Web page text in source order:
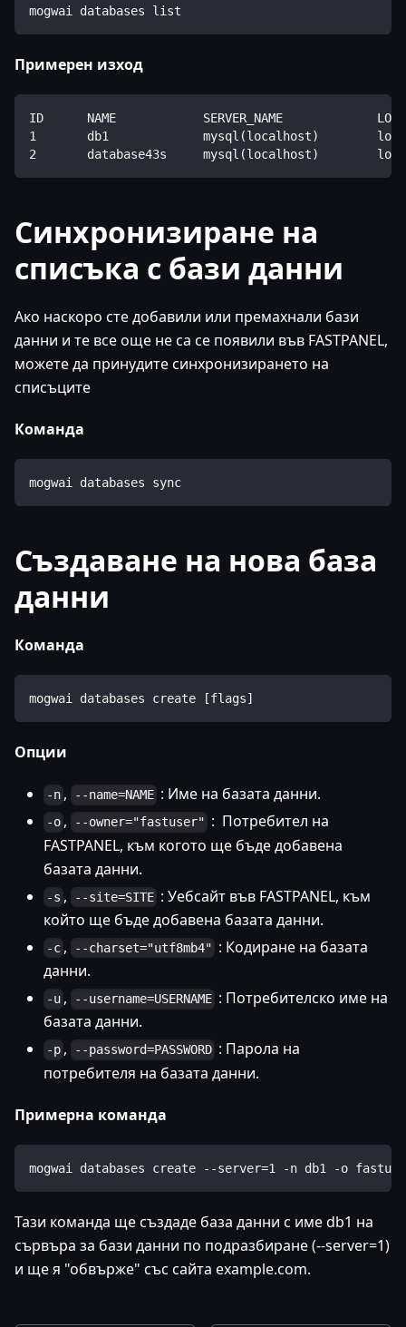
mogwai databases list
Примерен изход
ID      NAME            SERVER_NAME
1       db1             mysql(localhost)
2       database43s     mysql(localhost)
Синхронизиране на
списъка с бази данни
Ако наскоро сте добавили или премахнали бази
данни и те все още не са се появили във FASTPANEL,
можете да принудите синхронизирането на
списъците
Команда
mogwai databases sync
Създаване на нова база
данни
Команда
mogwai databases create [flags]
Опции
-n , --name=NAME : Име на базата данни.
-o , --owner="fastuser" : Потребител на
FASTPANEL, към когото ще бъде добавена
базата данни.
-s , --site=SITE : Уебсайт във FASTPANEL, към
който ще бъде добавена базата данни.
-c , --charset="utf8mb4" : Кодиране на базата
данни.
-u , --username=USERNAME : Потребителско име на
базата данни.
-p , --password=PASSWORD : Парола на
потребителя на базата данни.
Примерна команда
mogwai databases create --server=1 -n db1 -o
Тази команда ще създаде база данни с име db1 на
сървъра за бази данни по подразбиране (--server=1)
и ще я "обвърже" със сайта example.com.